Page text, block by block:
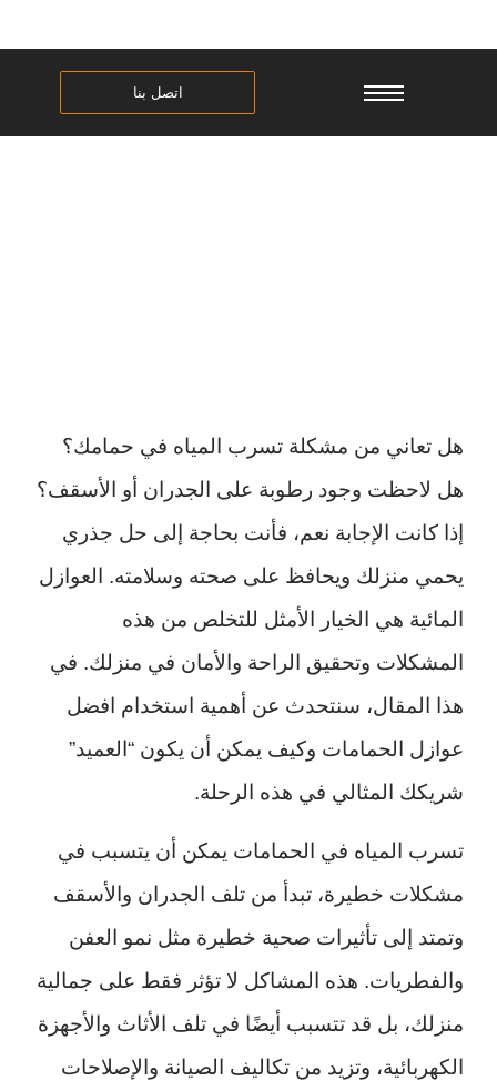
اتصل بنا
هل تعاني من مشكلة تسرب المياه في حمامك؟
هل لاحظت وجود رطوبة على الجدران أو الأسقف؟
إذا كانت الإجابة نعم، فأنت بحاجة إلى حل جذري
يحمي منزلك ويحافظ على صحته وسلامته. العوازل
المائية هي الخيار الأمثل للتخلص من هذه
المشكلات وتحقيق الراحة والأمان في منزلك. في
هذا المقال، سنتحدث عن أهمية استخدام افضل
عوازل الحمامات وكيف يمكن أن يكون “العميد”
شريكك المثالي في هذه الرحلة.
تسرب المياه في الحمامات يمكن أن يتسبب في
مشكلات خطيرة، تبدأ من تلف الجدران والأسقف
وتمتد إلى تأثيرات صحية خطيرة مثل نمو العفن
والفطريات. هذه المشاكل لا تؤثر فقط على جمالية
منزلك، بل قد تتسبب أيضًا في تلف الأثاث والأجهزة
الكهربائية، وتزيد من تكاليف الصيانة والإصلاحات